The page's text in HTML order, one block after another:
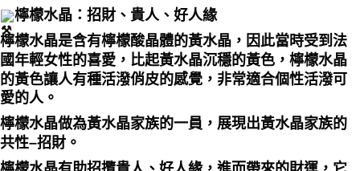
檸檬水晶：招財、貴人、好人緣
檸檬水晶是含有檸檬酸晶體的黃水晶，因此當時受到法
國年輕女性的喜愛，比起黃水晶沉穩的黃色，檸檬水晶
的黃色讓人有種活潑俏皮的感覺，非常適合個性活潑可
愛的人。
檸檬水晶做為黃水晶家族的一員，展現出黃水晶家族的
共性–招財。